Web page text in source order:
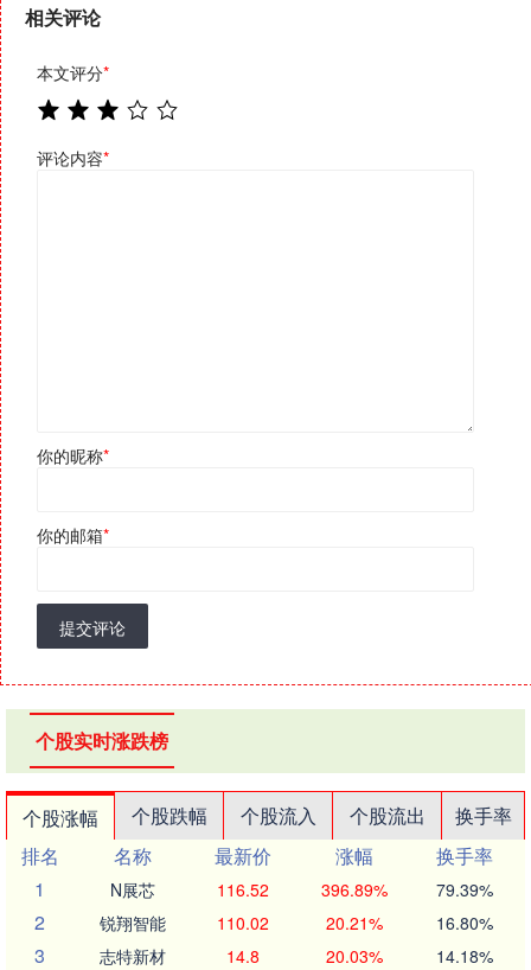
相关评论
本文评分*
评论内容*
你的昵称*
你的邮箱*
提交评论
个股实时涨跌榜
个股涨幅 个股跌幅 个股流入 个股流出
换手率
排名
名称 最新价 涨幅
换手率
1
N展芯 116.52 396.89% 79.39%
2 锐翔智能 110.02 20.21% 16.80%
3 志特新材 14.8 20.03% 14.18%